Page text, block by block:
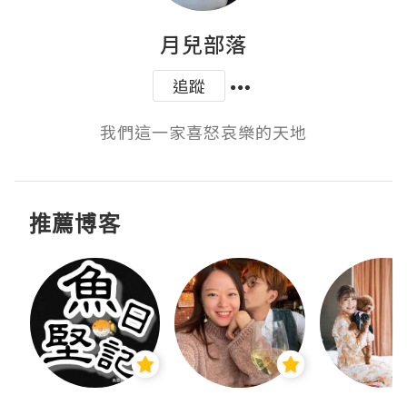
月兒部落
追蹤
我們這一家喜怒哀樂的天地
推薦博客